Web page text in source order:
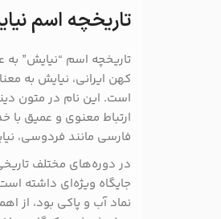
تاریخچه اسم
تاریخچه اسم “نیایش”
کهن ایرانی، نیایش به
است. این نام در متون
ارتباط معنوی و عمیق با
فارسی مانند فردوسی،
در دوره‌های مختلف
جایگاه ویژه‌ای داشته
نماد آب و پاکی بود، از